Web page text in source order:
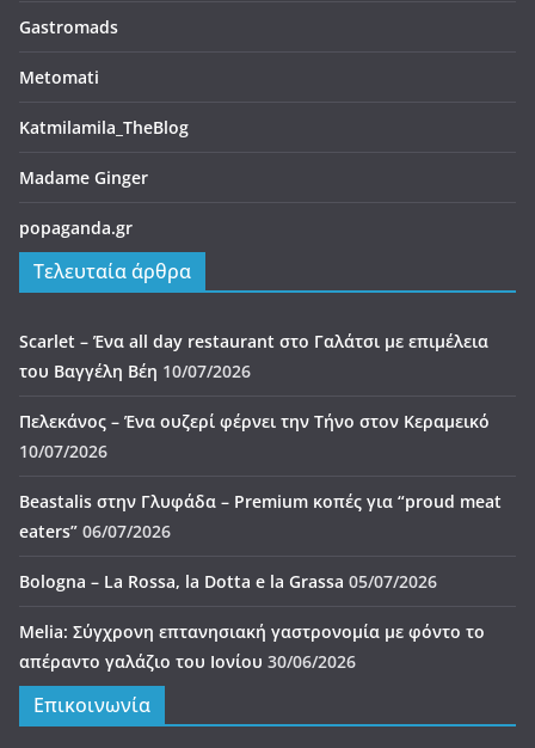
Gastromads
Metomati
Katmilamila_TheBlog
Madame Ginger
popaganda.gr
Τελευταία άρθρα
Scarlet – Ένα all day restaurant στο Γαλάτσι με επιμέλεια
του Βαγγέλη Βέη 10/07/2026
Πελεκάνος – Ένα ουζερί φέρνει την Τήνο στον Κεραμεικό
10/07/2026
Beastalis στην Γλυφάδα – Premium κοπές για “proud meat
eaters” 06/07/2026
Bologna – La Rossa, la Dotta e la Grassa 05/07/2026
Melia: Σύγχρονη επτανησιακή γαστρονομία με φόντο το
απέραντο γαλάζιο του Ιονίου 30/06/2026
Επικοινωνία